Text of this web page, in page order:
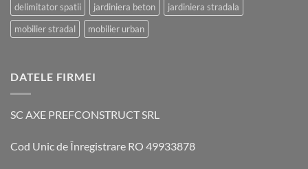
delimitator spatii
jardiniera beton
jardiniera stradala
mobilier stradal
mobilier urban
DATELE FIRMEI
SC AXE PREFCONSTRUCT SRL
Cod Unic de Înregistrare RO 49933878